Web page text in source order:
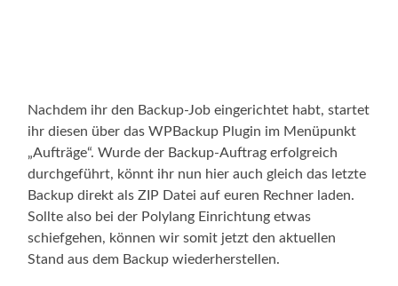
Nachdem ihr den Backup-Job eingerichtet habt, startet
ihr diesen über das WPBackup Plugin im Menüpunkt
„Aufträge“. Wurde der Backup-Auftrag erfolgreich
durchgeführt, könnt ihr nun hier auch gleich das letzte
Backup direkt als ZIP Datei auf euren Rechner laden.
Sollte also bei der Polylang Einrichtung etwas
schiefgehen, können wir somit jetzt den aktuellen
Stand aus dem Backup wiederherstellen.